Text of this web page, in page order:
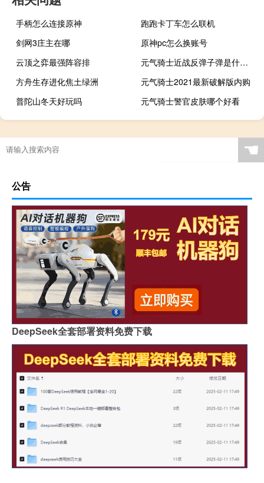
手柄怎么连接原神
跑跑卡丁车怎么联机
剑网3庄主在哪
原神pc怎么换账号
云顶之弈最强阵容排
元气骑士近战反弹子弹是什么植物
方舟生存进化焦土绿洲
元气骑士2021最新破解版内购
普陀山冬天好玩吗
元气骑士警官皮肤哪个好看
☚
公告
DeepSeek全套部署资料免费下载